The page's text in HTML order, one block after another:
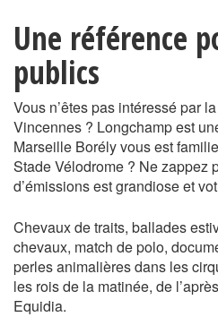
Une référence
publics
Vous n’êtes pas intéressé par
Vincennes ? Longchamp est
Marseille Borély vous est
Stade Vélodrome ? Ne zappez
d’émissions est grandiose et
Chevaux de traits, ballades
chevaux, match de polo,
perles animalières dans les
les rois de la matinée, de
Equidia.